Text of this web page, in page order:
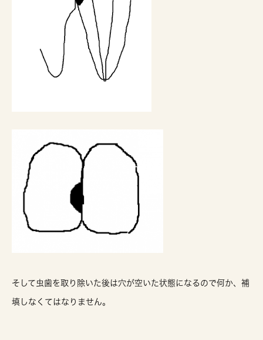
そして虫歯を取り除いた後は穴が空いた状態になるので何か、補
填しなくてはなりません。